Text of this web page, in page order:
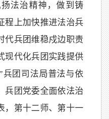
法治精神，做到铸
程上加快推进法治兵
代兵团维稳戍边职责
现代化兵团实践提供
团司法局普法与依
兵团党委全面依法治
，第十二师、第十一